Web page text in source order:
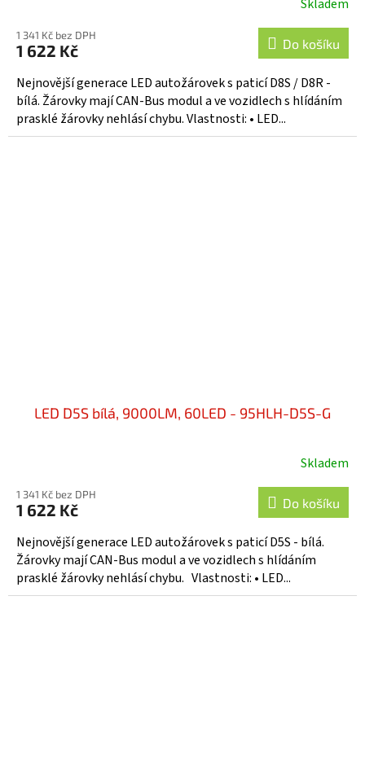
Skladem
1 341 Kč bez DPH
1 622 Kč Do košíku
Nejnovější generace LED autožárovek s paticí D8S / D8R -
bílá. Žárovky mají CAN-Bus modul a ve vozidlech s hlídáním
prasklé žárovky nehlásí chybu. Vlastnosti: • LED...
LED D5S bílá, 9000LM, 60LED - 95HLH-D5S-G
Skladem
1 341 Kč bez DPH
1 622 Kč Do košíku
Nejnovější generace LED autožárovek s paticí D5S - bílá.
Žárovky mají CAN-Bus modul a ve vozidlech s hlídáním
prasklé žárovky nehlásí chybu. Vlastnosti: • LED...